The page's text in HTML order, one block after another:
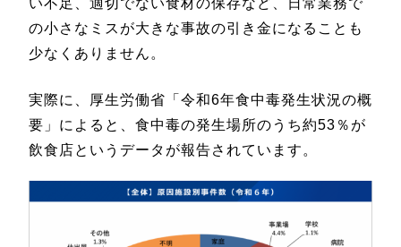
い不足、適切でない食材の保存など、日常業務で
の小さなミスが大きな事故の引き金になることも
少なくありません。
実際に、厚生労働省「令和6年食中毒発生状況の概
要」によると、食中毒の発生場所のうち約53％が
飲食店というデータが報告されています。